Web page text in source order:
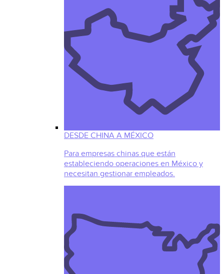
DESDE CHINA A MÉXICO
Para empresas chinas que están
estableciendo operaciones en México y
necesitan gestionar empleados.